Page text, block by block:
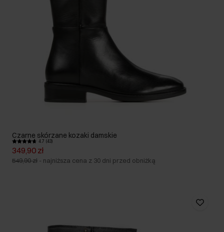
Czarne skórzane kozaki damskie
4.7 (43)
349,90 zł
549,90 zł - najniższa cena z 30 dni przed obniżką